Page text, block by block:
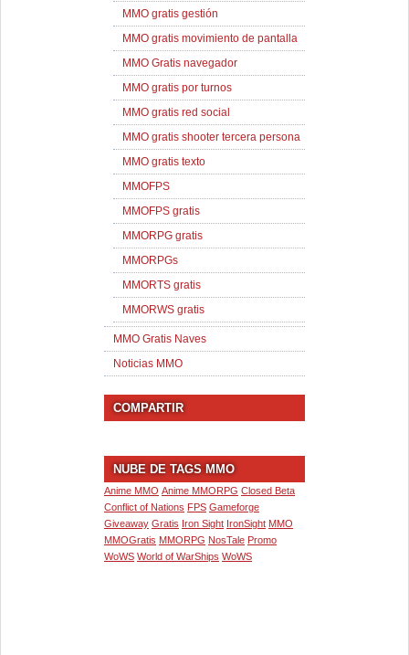
MMO gratis gestión
MMO gratis movimiento de pantalla
MMO Gratis navegador
MMO gratis por turnos
MMO gratis red social
MMO gratis shooter tercera persona
MMO gratis texto
MMOFPS
MMOFPS gratis
MMORPG gratis
MMORPGs
MMORTS gratis
MMORWS gratis
MMO Gratis Naves
Noticias MMO
COMPARTIR
NUBE DE TAGS MMO
Anime MMO Anime MMORPG Closed Beta
Conflict of Nations FPS Gameforge
Giveaway Gratis Iron Sight IronSight MMO
MMOGratis MMORPG NosTale Promo
WoWS World of WarShips WoWS